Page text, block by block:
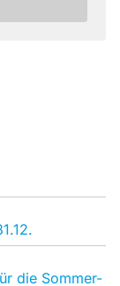
die Sommer-